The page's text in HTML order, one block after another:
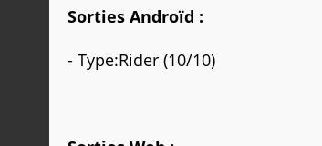
Sorties Androïd :
- Type:Rider (10/10)